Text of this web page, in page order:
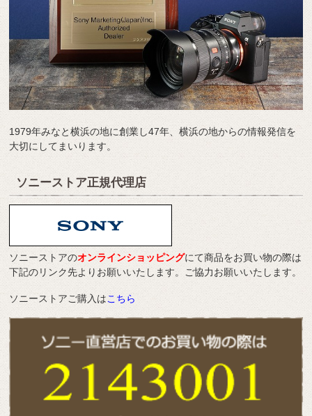
1979年みなと横浜の地に創業し47年、横浜の地からの情報発信を
大切にしてまいります。
ソニーストア正規代理店
ソニーストアのオンラインショッピングにて商品をお買い物の際は
下記のリンク先よりお願いいたします。ご協力お願いいたします。
ソニーストアご購入はこちら